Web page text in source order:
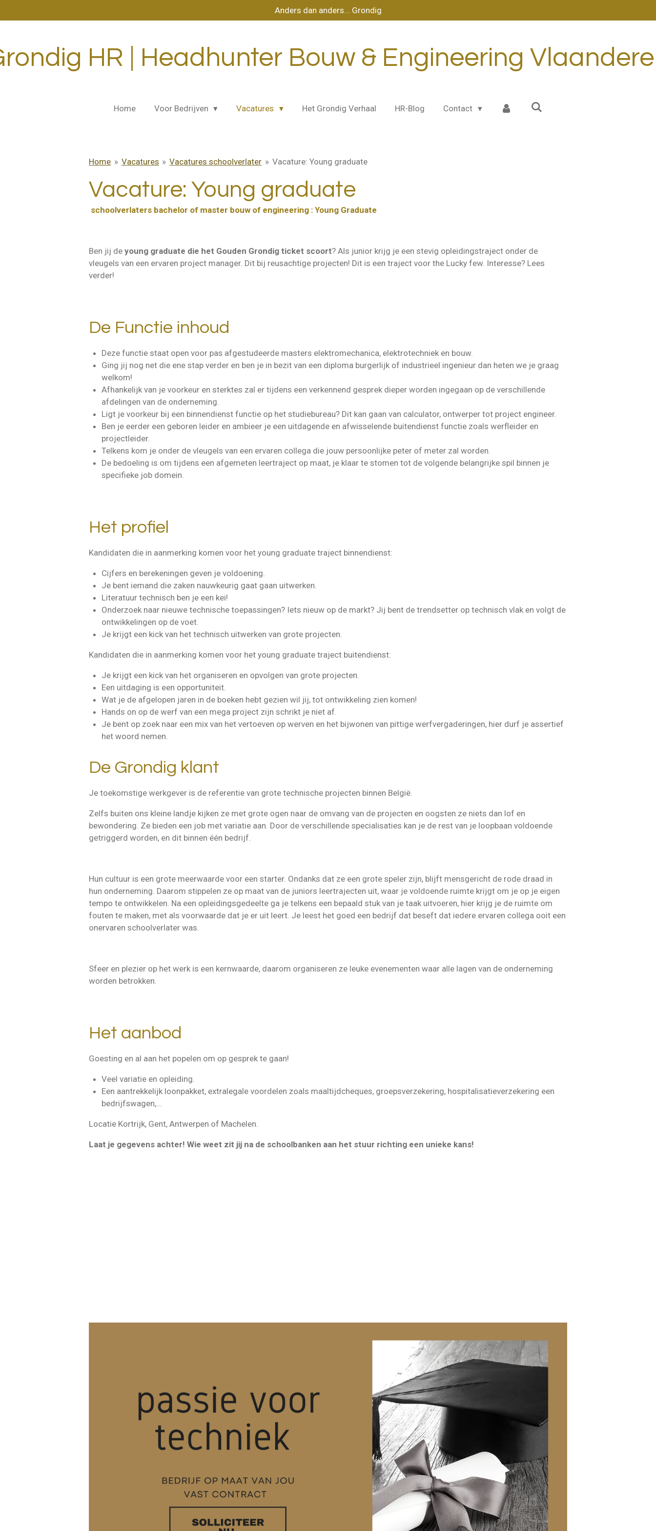
direct
hoofdinhoud
Anders dan anders... Grondig
HR | Headhunter Bouw & Engineering
Home Voor Bedrijven Vacatures Het Grondig Verhaal HR-Blog Contact
Home » Vacatures » Vacatures schoolverlater » Vacature: Young graduate
Vacature: Young graduate
schoolverlaters bachelor of master bouw of engineering : Young Graduate
Ben jij de young graduate die het Gouden Grondig ticket scoort? Als junior krijg je een stevig opleidingstraject onder de
vleugels van een ervaren project manager. Dit bij reusachtige projecten! Dit is een traject voor the Lucky few. Interesse? Lees
verder!
De Functie inhoud
Deze functie staat open voor pas afgestudeerde masters elektromechanica, elektrotechniek en bouw.
Ging jij nog net die ene stap verder en ben je in bezit van een diploma burgerlijk of industrieel ingenieur dan heten we je graag
welkom!
Afhankelijk van je voorkeur en sterktes zal er tijdens een verkennend gesprek dieper worden ingegaan op de verschillende
afdelingen van de onderneming.
Ligt je voorkeur bij een binnendienst functie op het studiebureau? Dit kan gaan van calculator, ontwerper tot project engineer.
Ben je eerder een geboren leider en ambieer je een uitdagende en afwisselende buitendienst functie zoals werfleider en
projectleider.
Telkens kom je onder de vleugels van een ervaren collega die jouw persoonlijke peter of meter zal worden.
De bedoeling is om tijdens een afgemeten leertraject op maat, je klaar te stomen tot de volgende belangrijke spil binnen je
specifieke job domein.
Het profiel
Kandidaten die in aanmerking komen voor het young graduate traject binnendienst:
Cijfers en berekeningen geven je voldoening.
Je bent iemand die zaken nauwkeurig gaat gaan uitwerken.
Literatuur technisch ben je een kei!
Onderzoek naar nieuwe technische toepassingen? Iets nieuw op de markt? Jij bent de trendsetter op technisch vlak en volgt de
ontwikkelingen op de voet.
Je krijgt een kick van het technisch uitwerken van grote projecten.
Kandidaten die in aanmerking komen voor het young graduate traject buitendienst:
Je krijgt een kick van het organiseren en opvolgen van grote projecten.
Een uitdaging is een opportuniteit.
Wat je de afgelopen jaren in de boeken hebt gezien wil jij, tot ontwikkeling zien komen!
Hands on op de werf van een mega project zijn schrikt je niet af.
Je bent op zoek naar een mix van het vertoeven op werven en het bijwonen van pittige werfvergaderingen, hier durf je assertief
het woord nemen.
De Grondig klant
Je toekomstige werkgever is de referentie van grote technische projecten binnen België.
Zelfs buiten ons kleine landje kijken ze met grote ogen naar de omvang van de projecten en oogsten ze niets dan lof en
bewondering. Ze bieden een job met variatie aan. Door de verschillende specialisaties kan je de rest van je loopbaan voldoende
getriggerd worden, en dit binnen één bedrijf.
Hun cultuur is een grote meerwaarde voor een starter. Ondanks dat ze een grote speler zijn, blijft mensgericht de rode draad in
hun onderneming. Daarom stippelen ze op maat van de juniors leertrajecten uit, waar je voldoende ruimte krijgt om je op je eigen
tempo te ontwikkelen. Na een opleidingsgedeelte ga je telkens een bepaald stuk van je taak uitvoeren, hier krijg je de ruimte om
fouten te maken, met als voorwaarde dat je er uit leert. Je leest het goed een bedrijf dat beseft dat iedere ervaren collega ooit een
onervaren schoolverlater was.
Sfeer en plezier op het werk is een kernwaarde, daarom organiseren ze leuke evenementen waar alle lagen van de onderneming
worden betrokken.
Het aanbod
Goesting en al aan het popelen om op gesprek te gaan!
Veel variatie en opleiding.
Een aantrekkelijk loonpakket, extralegale voordelen zoals maaltijdcheques, groepsverzekering, hospitalisatieverzekering een
bedrijfswagen,...
Locatie Kortrijk, Gent, Antwerpen of Machelen.
Laat je gegevens achter! Wie weet zit jij na de schoolbanken aan het stuur richting een unieke kans!